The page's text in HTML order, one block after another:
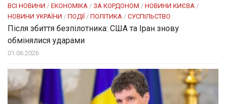
ВСІ НОВИНИ / ЕКОНОМІКА / ЗА КОРДОНОМ / НОВИНИ КИЄВА /
НОВИНИ УКРАЇНИ / ПОДІЇ/ ПОЛІТИКА / СУСПІЛЬСТВО
Після збиття безпілотника: США та Іран знову
обмінялися ударами
01.06.2026